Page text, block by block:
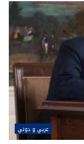
عربي و دولي